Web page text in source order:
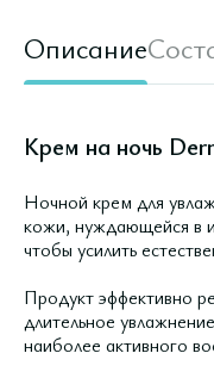
Описание
Крем на ночь
Ночной крем для
кожи, нуждающейся в
чтобы усилить
Продукт эффективно
длительное
наиболее активного